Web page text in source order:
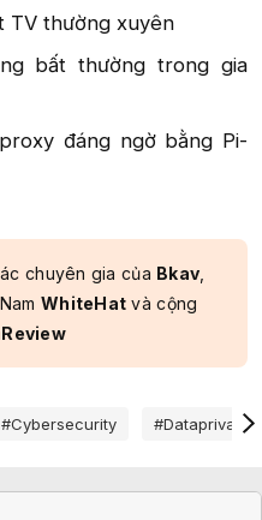
TV thường xuyên​
bất thường trong gia
đáng ngờ bằng Pi-
chuyên gia của Bkav
WhiteHat và cộng
#cybersecurity #dataprivacy